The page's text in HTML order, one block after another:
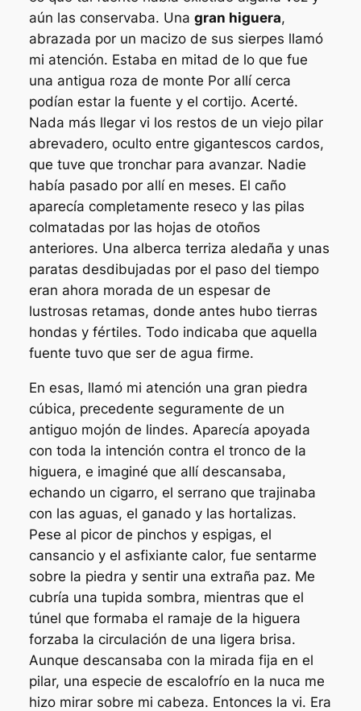
aún las conservaba. Una gran higuera,
abrazada por un macizo de sus sierpes llamó
mi atención. Estaba en mitad de lo que fue
una antigua roza de monte Por allí cerca
podían estar la fuente y el cortijo. Acerté.
Nada más llegar vi los restos de un viejo pilar
abrevadero, oculto entre gigantescos cardos,
que tuve que tronchar para avanzar. Nadie
había pasado por allí en meses. El caño
aparecía completamente reseco y las pilas
colmatadas por las hojas de otoños
anteriores. Una alberca terriza aledaña y unas
paratas desdibujadas por el paso del tiempo
eran ahora morada de un espesar de
lustrosas retamas, donde antes hubo tierras
hondas y fértiles. Todo indicaba que aquella
fuente tuvo que ser de agua firme.
En esas, llamó mi atención una gran piedra
cúbica, precedente seguramente de un
antiguo mojón de lindes. Aparecía apoyada
con toda la intención contra el tronco de la
higuera, e imaginé que allí descansaba,
echando un cigarro, el serrano que trajinaba
con las aguas, el ganado y las hortalizas.
Pese al picor de pinchos y espigas, el
cansancio y el asfixiante calor, fue sentarme
sobre la piedra y sentir una extraña paz. Me
cubría una tupida sombra, mientras que el
túnel que formaba el ramaje de la higuera
forzaba la circulación de una ligera brisa.
Aunque descansaba con la mirada fija en el
pilar, una especie de escalofrío en la nuca me
hizo mirar sobre mi cabeza. Entonces la vi. Era